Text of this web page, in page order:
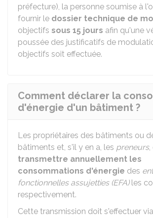
préfecture), la personne soumise à
fournir le dossier technique de
objectifs sous 15 jours afin qu'une
poussée des justificatifs de
objectifs soit effectuée.
Comment déclarer la
d'énergie d'un bâtiment ?
Les propriétaires des bâtiments ou
bâtiments et, s'il y en a, les preneurs,
transmettre annuellement les
consommations d'énergie des
fonctionnelles assujetties (EFA)les
respectivement.
Cette transmission doit s'effectuer